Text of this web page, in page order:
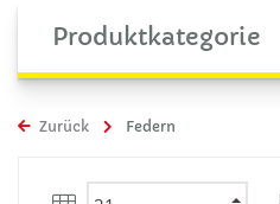
Produktkategorie
Zurück Federn